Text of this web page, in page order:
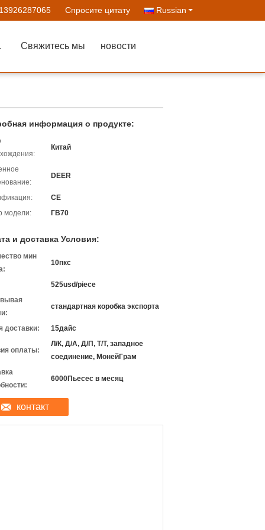
Спросите цитату Russian
Свяжитесь мы новости
информация о продукте:
Китай
DEER
CE
модели:
ГВ70
и доставка Условия:
мин
10пкс
525usd/piece
стандартная коробка экспорта
доставки: 15дайс
оплаты:
Л/К, Д/А, Д/П, Т/Т, западное
соединение, МонейГрам
6000Пьесес в месяц
контакт